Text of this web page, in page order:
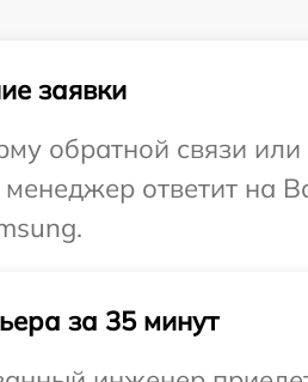
заявки
обратной связи
ответит на
за 35 минут